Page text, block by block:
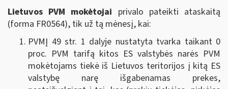
Lietuvos PVM mokėtojai privalo pateikti ataskaitą
(forma FR0564), tik už tą mėnesį, kai:
PVMĮ 49 str. 1 dalyje nustatyta tvarka taikant 0
proc. PVM tarifą kitos ES valstybės narės PVM
mokėtojams tiekė iš Lietuvos teritorijos į kitą ES
valstybę narę išgabenamas prekes,